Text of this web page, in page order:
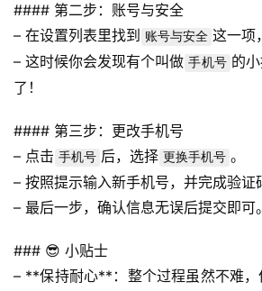
首
页
号
百
科
#### 第二步：账号与安全
– 在设置列表里找到
账号与安全 这一项
– 这时候你会发现有个叫做 手机号 的
了！
#### 第三步：更改手机号
– 点击 手机号 后，选择 更换手机号 。
– 按照提示输入新手机号，并完成验证
– 最后一步，确认信息无误后提交即可。
### 😎 小贴士
– **保持耐心**：整个过程虽然不难